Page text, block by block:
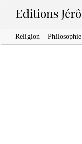
Religion Philosophie